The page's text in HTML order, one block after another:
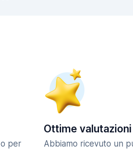
per
Ottime valutazioni
Abbiamo ricevuto un